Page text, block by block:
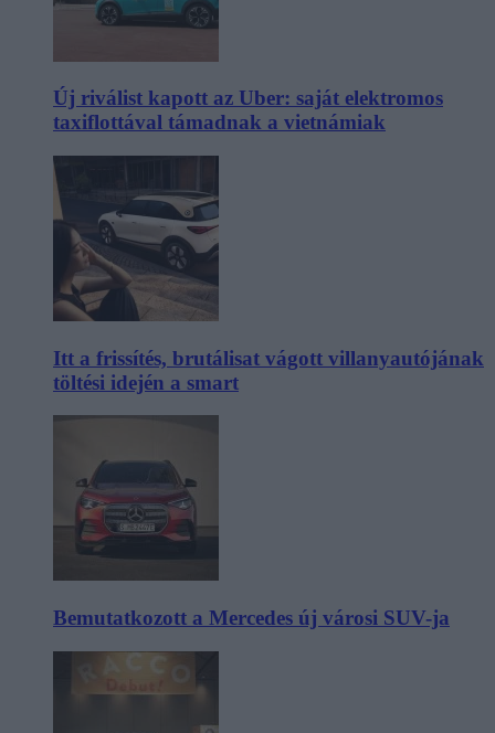
Új riválist kapott az Uber: saját elektromos
taxiflottával támadnak a vietnámiak
Itt a frissítés, brutálisat vágott villanyautójának
töltési idején a smart
Bemutatkozott a Mercedes új városi SUV-ja